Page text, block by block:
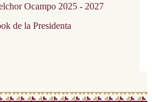
Ocampo 2025 - 2027
de la Presidenta